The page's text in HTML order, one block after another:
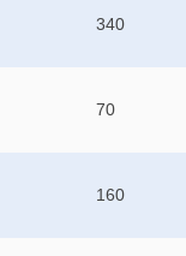
340
70
160